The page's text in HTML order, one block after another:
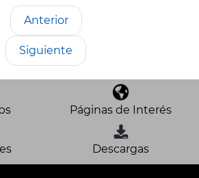
Anterior
Siguiente
Páginas de Interés
Descargas